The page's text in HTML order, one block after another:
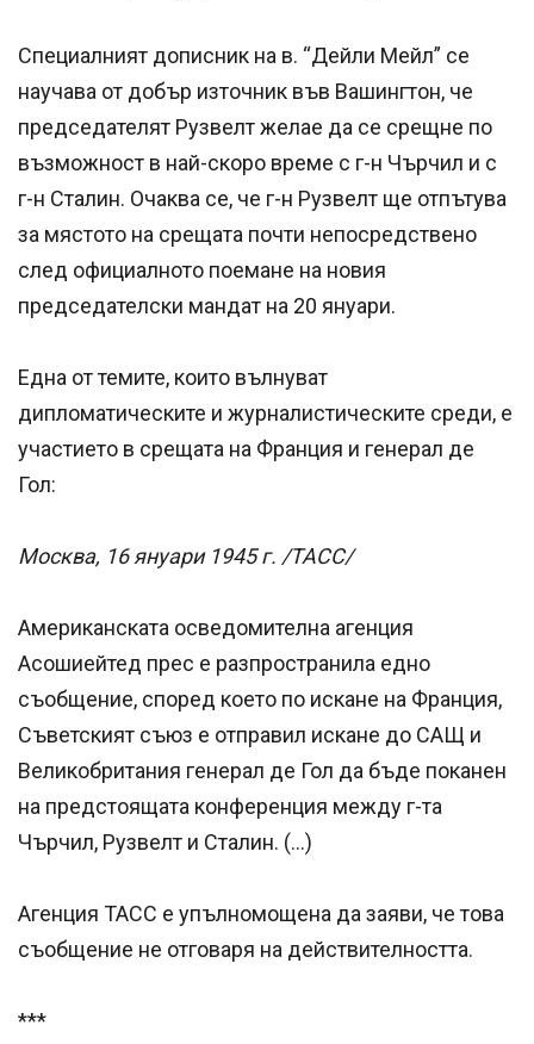
Специалният дописник на в. “Дейли Мейл” се
научава от добър източник във Вашингтон, че
председателят Рузвелт желае да се срещне по
възможност в най-скоро време с г-н Чърчил и с
г-н Сталин. Очаква се, че г-н Рузвелт ще отпътува
за мястото на срещата почти непосредствено
след официалното поемане на новия
председателски мандат на 20 януари.
Една от темите, които вълнуват
дипломатическите и журналистическите среди, е
участието в срещата на Франция и генерал де
Гол:
Москва, 16 януари 1945 г. /ТАСС/
Американската осведомителна агенция
Асошиейтед прес е разпространила едно
съобщение, според което по искане на Франция,
Съветският съюз е отправил искане до САЩ и
Великобритания генерал де Гол да бъде поканен
на предстоящата конференция между г-та
Чърчил, Рузвелт и Сталин. (…)
Агенция ТАСС е упълномощена да заяви, че това
съобщение не отговаря на действителността.
***